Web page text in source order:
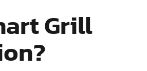
Grill